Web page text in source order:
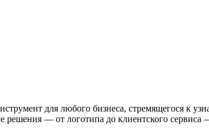
для любого бизнеса, стремящегося к
решения — от логотипа до клиентского